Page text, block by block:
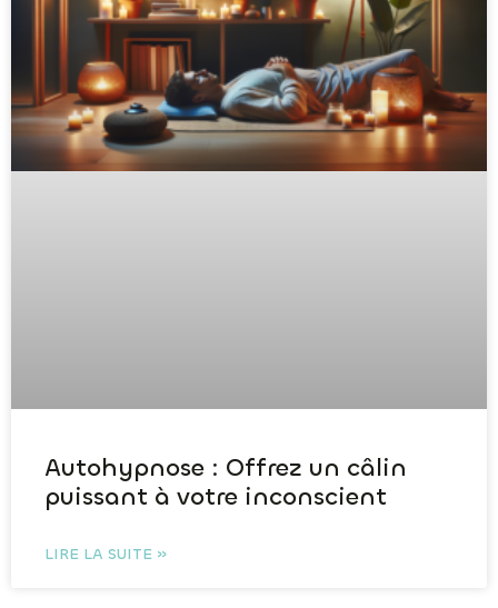
Autohypnose : Offrez un câlin
puissant à votre inconscient
LIRE LA SUITE »